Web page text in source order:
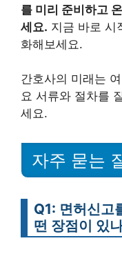
를 미리 준비하고
세요. 지금 바로 시
화해보세요.
간호사의 미래는
요 서류와 절차를
세요.
자주 묻는
Q1: 면허신고
떤 장점이 있